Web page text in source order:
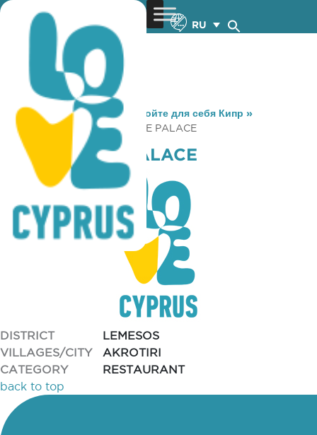
RU
You are here: Home »Откройте для себя Кипр »
Gastronomy
» INDIAN SPICE PALACE
INDIAN SPICE PALACE
DISTRICT
LEMESOS
VILLAGES/CITY
AKROTIRI
CATEGORY
RESTAURANT
back to top